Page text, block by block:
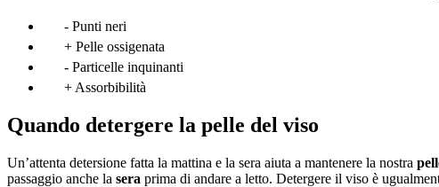
- Punti neri
+ Pelle ossigenata
- Particelle inquinanti
+ Assorbibilità
Quando detergere la pelle del viso
Un’attenta detersione fatta la mattina e la sera aiuta a mantenere la nostra
passaggio anche la sera prima di andare a letto. Detergere il viso è